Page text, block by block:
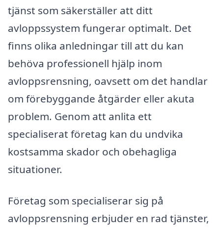
tjänst som säkerställer att ditt
avloppssystem fungerar optimalt. Det
finns olika anledningar till att du kan
behöva professionell hjälp inom
avloppsrensning, oavsett om det handlar
om förebyggande åtgärder eller akuta
problem. Genom att anlita ett
specialiserat företag kan du undvika
kostsamma skador och obehagliga
situationer.
Företag som specialiserar sig på
avloppsrensning erbjuder en rad tjänster,